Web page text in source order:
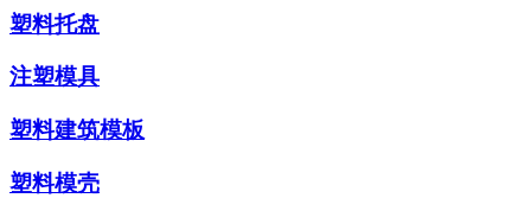
塑料托盘
注塑模具
塑料建筑模板
塑料模壳